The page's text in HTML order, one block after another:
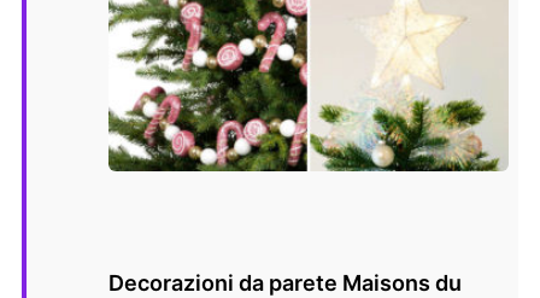
Decorazioni da parete Maisons du